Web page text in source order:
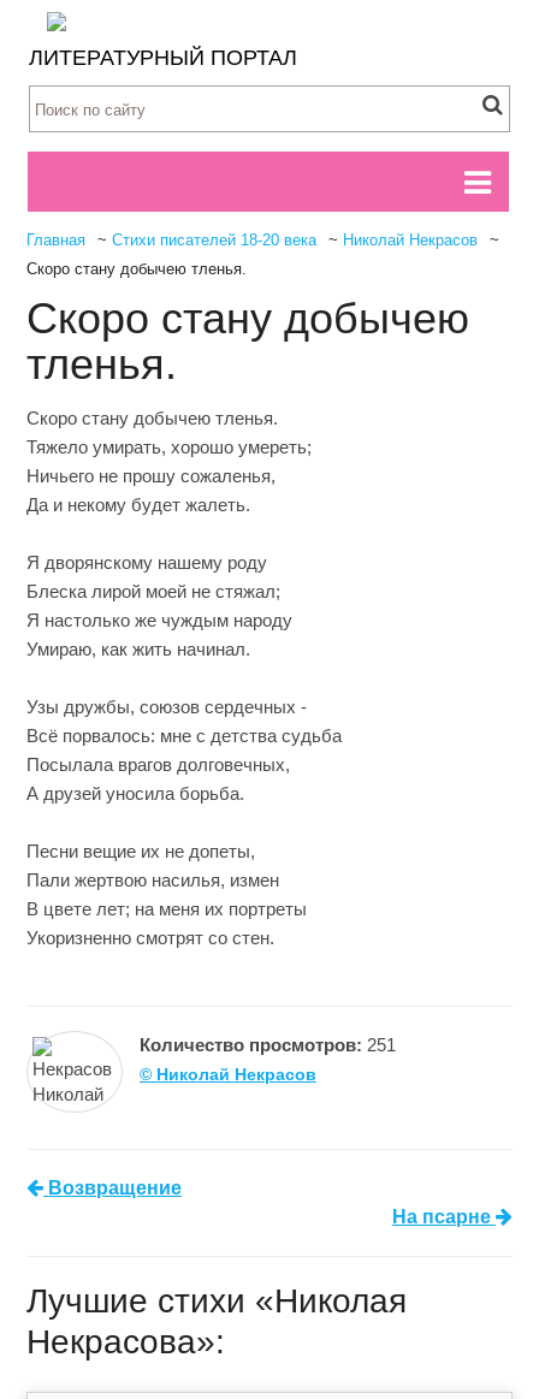
ЛИТЕРАТУРНЫЙ ПОРТАЛ
Главная ~ Стихи писателей 18-20 века ~ Николай Некрасов
~
Скоро стану добычею тленья.
Скоро стану добычею
тленья.
Скоро стану добычею тленья.
Тяжело умирать, хорошо умереть;
Ничьего не прошу сожаленья,
Да и некому будет жалеть.
Я дворянскому нашему роду
Блеска лирой моей не стяжал;
Я настолько же чуждым народу
Умираю, как жить начинал.
Узы дружбы, союзов сердечных -
Всё порвалось: мне с детства судьба
Посылала врагов долговечных,
А друзей уносила борьба.
Песни вещие их не допеты,
Пали жертвою насилья, измен
В цвете лет; на меня их портреты
Укоризненно смотрят со стен.
Количество просмотров: 251
© Николай Некрасов
Возвращение
На псарне
Лучшие стихи «Николая
Некрасова»: